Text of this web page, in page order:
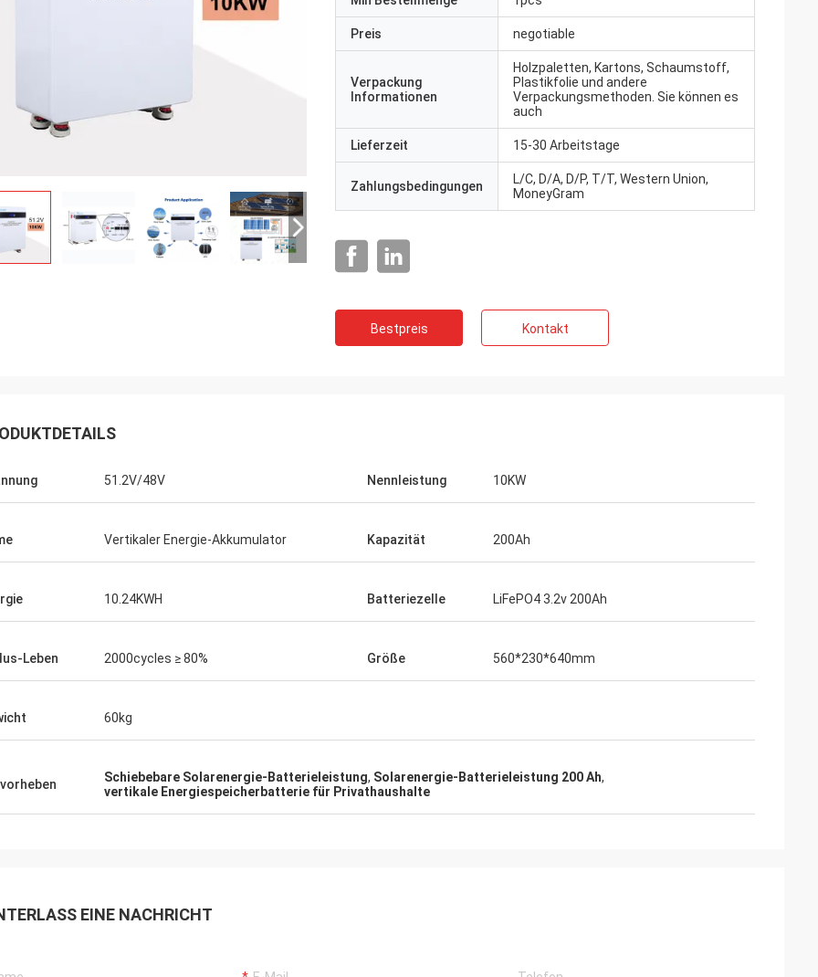
Preis negotiable
Verpackung
Informationen
Holzpaletten, Kartons, Schaumstoff,
Plastikfolie und andere
Verpackungsmethoden. Sie können es
auch
Lieferzeit 15-30 Arbeitstage
Zahlungsbedingungen
L/C, D/A, D/P, T/T, Western Union,
MoneyGram
Bestpreis Kontakt
51.2V/48V Nennleistung 10KW
Vertikaler Energie-Akkumulator Kapazität 200Ah
10.24KWH Batteriezelle LiFePO4 3.2v 200Ah
Leben 2000cycles ≥ 80% Größe 560*230*640mm
60kg
Schiebebare Solarenergie-Batterieleistung, Solarenergie-Batterieleistung 200 Ah,
vertikale Energiespeicherbatterie für Privathaushalte
EINE NACHRICHT